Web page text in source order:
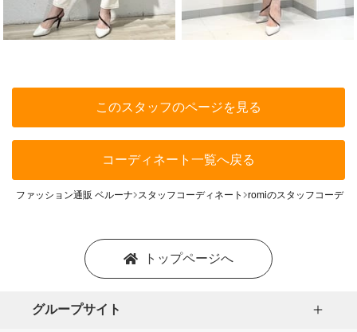
このスタッフのページを見る
コーディネート一覧へ戻る
ファッション通販 ベルーナ スタッフコーディネート romiのスタッフコーディ
トップページへ
グループサイト